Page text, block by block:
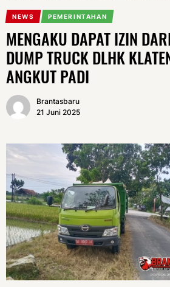
NEWS PEMERINTAHAN
MENGAKU DAPAT IZIN
DUMP TRUCK DLHK
ANGKUT PADI
Brantasbaru
21 Juni 2025